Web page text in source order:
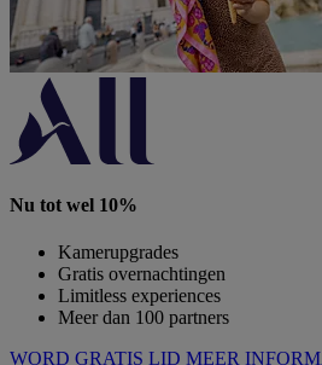
Nu tot wel 10%
Kamerupgrades
Gratis overnachtingen
Limitless experiences
Meer dan 100 partners
WORD GRATIS LID MEER